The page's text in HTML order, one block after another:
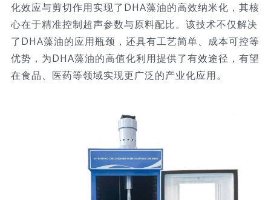
化效应与剪切作用实现了DHA藻油的高效纳米化，其核
心在于精准控制超声参数与原料配比。该技术不仅解决
了DHA藻油的应用瓶颈，还具有工艺简单、成本可控等
优势，为DHA藻油的高值化利用提供了有效途径，有望
在食品、医药等领域实现更广泛的产业化应用。